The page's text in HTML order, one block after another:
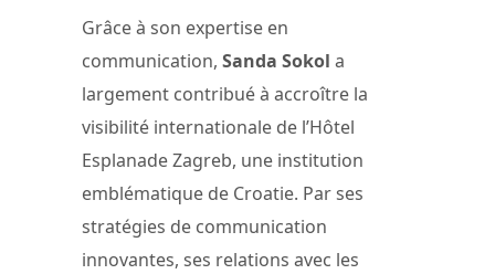
Grâce à son expertise en
communication, Sanda Sokol a
largement contribué à accroître la
visibilité internationale de l’Hôtel
Esplanade Zagreb, une institution
emblématique de Croatie. Par ses
stratégies de communication
innovantes, ses relations avec les